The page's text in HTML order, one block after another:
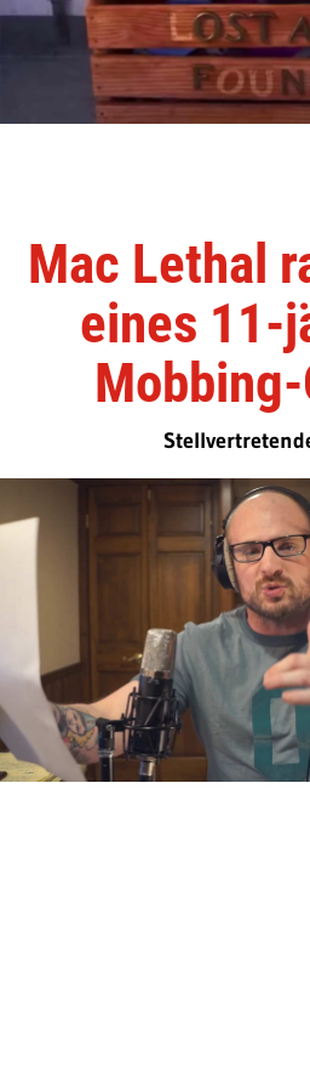
Mac Lethal
eines 11-